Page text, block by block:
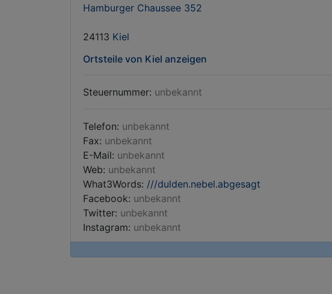
Hamburger Chaussee 352
24113 Kiel
Ortsteile von Kiel anzeigen
Steuernummer: unbekannt
Telefon: unbekannt
Fax: unbekannt
E-Mail: unbekannt
Web: unbekannt
What3Words: ///dulden.nebel.abgesagt
Facebook: unbekannt
Twitter: unbekannt
Instagram: unbekannt